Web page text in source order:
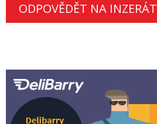
ODPOVĚDĚT NA INZERÁT